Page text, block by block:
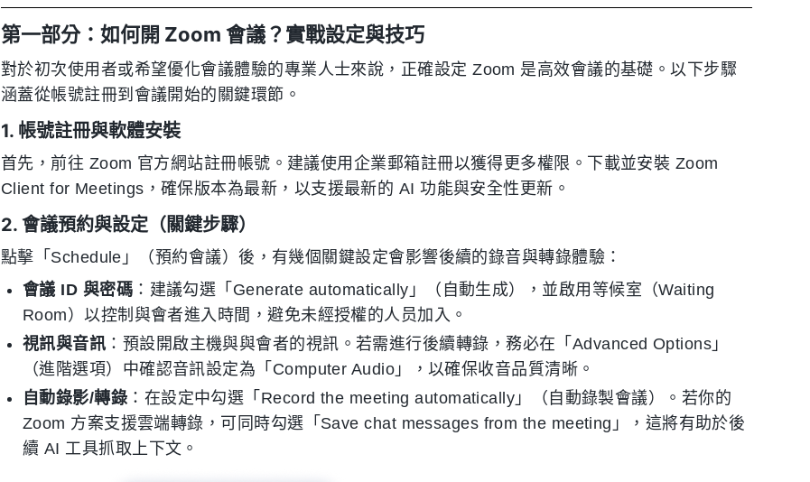
第一部分：如何開 Zoom 會議？實戰設定與技巧
對於初次使用者或希望優化會議體驗的專業人士來說，正確設定 Zoom 是高效會議的基礎。以下步驟
涵蓋從帳號註冊到會議開始的關鍵環節。
1. 帳號註冊與軟體安裝
首先，前往 Zoom 官方網站註冊帳號。建議使用企業郵箱註冊以獲得更多權限。下載並安裝 Zoom
Client for Meetings，確保版本為最新，以支援最新的 AI 功能與安全性更新。
2. 會議預約與設定（關鍵步驟）
點擊「Schedule」（預約會議）後，有幾個關鍵設定會影響後續的錄音與轉錄體驗：
會議 ID 與密碼 ：建議勾選「Generate automatically」（自動生成），並啟用等候室（Waiting
Room）以控制與會者進入時間，避免未經授權的人员加入。
視訊與音訊：預設開啟主機與與會者的視訊。若需進行後續轉錄，務必在「Advanced Options」
（進階選項）中確認音訊設定為「Computer Audio」，以確保收音品質清晰。
自動錄影/轉錄 ：在設定中勾選「Record the meeting automatically」（自動錄製會議）。若你的
Zoom 方案支援雲端轉錄，可同時勾選「Save chat messages from the meeting」，這將有助於後
續 AI 工具抓取上下文。